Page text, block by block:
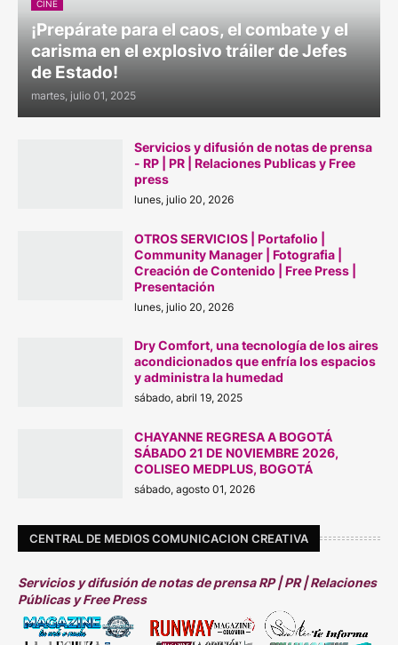
CINE
¡Prepárate para el caos, el combate y el
carisma en el explosivo tráiler de Jefes
de Estado!
martes, julio 01, 2025
Servicios y difusión de notas de prensa
- RP | PR | Relaciones Publicas y Free
press
lunes, julio 20, 2026
OTROS SERVICIOS | Portafolio |
Community Manager | Fotografia |
Creación de Contenido | Free Press |
Presentación
lunes, julio 20, 2026
Dry Comfort, una tecnología de los aires
acondicionados que enfría los espacios
y administra la humedad
sábado, abril 19, 2025
CHAYANNE REGRESA A BOGOTÁ
SÁBADO 21 DE N0VIEMBRE 2026,
COLISEO MEDPLUS, BOGOTÁ
sábado, agosto 01, 2026
CENTRAL DE MEDIOS COMUNICACION CREATIVA
Servicios y difusión de notas de prensa RP | PR | Relaciones
Públicas y Free Press